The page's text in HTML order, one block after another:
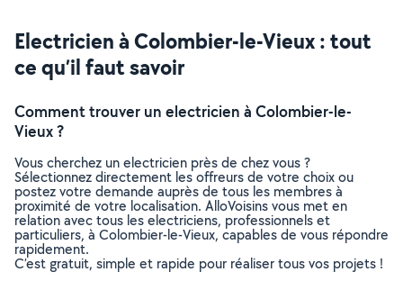
Electricien à Colombier-le-Vieux : tout
ce qu’il faut savoir
Comment trouver un electricien à Colombier-le-
Vieux ?
Vous cherchez un electricien près de chez vous ?
Sélectionnez directement les offreurs de votre choix ou
postez votre demande auprès de tous les membres à
proximité de votre localisation. AlloVoisins vous met en
relation avec tous les electriciens, professionnels et
particuliers, à Colombier-le-Vieux, capables de vous répondre
rapidement.
C’est gratuit, simple et rapide pour réaliser tous vos projets !